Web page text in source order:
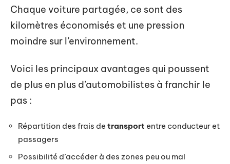
Chaque voiture partagée, ce sont des
kilomètres économisés et une pression
moindre sur l’environnement.
Voici les principaux avantages qui poussent
de plus en plus d’automobilistes à franchir le
pas :
Répartition des frais de transport entre conducteur et
passagers
Possibilité d’accéder à des zones peu ou mal